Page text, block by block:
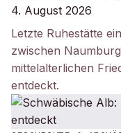
4. August 2026
Letzte Ruhestätte
zwischen
mittelalterlichen
entdeckt.